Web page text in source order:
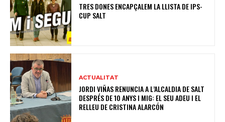
TRES DONES ENCAPÇALEM LA LLISTA DE IPS-
CUP SALT
ACTUALITAT
JORDI VIÑAS RENUNCIA A L’ALCALDIA DE SALT
DESPRÉS DE 10 ANYS I MIG: EL SEU ADEU I EL
RELLEU DE CRISTINA ALARCÓN